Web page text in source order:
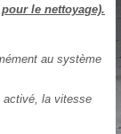
le nettoyage).
au système
activé, la vitesse